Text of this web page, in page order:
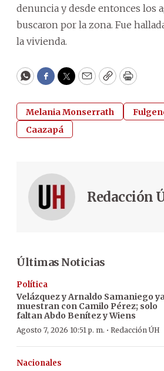
denuncia y desde entonces los
buscaron por la zona. Fue
la vivienda.
WhatsApp
Facebook
Twitter
EmailCopyPrint
Melania Monserrath
Caazapá
Redacción
Últimas Noticias
Política
Velázquez y Arnaldo Samaniego
muestran con Camilo Pérez; solo
faltan Abdo Benítez y Wiens
Agosto 7, 2026 10:51 p. m. · Redacción ÚH
Nacionales